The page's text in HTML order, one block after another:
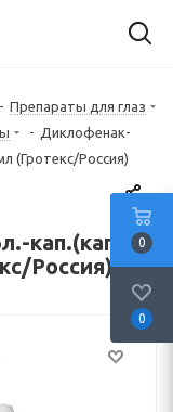
- Препараты для глаз
- Диклофенак-
(Гротекс/Россия)
кап.(капли
Россия)
0
0